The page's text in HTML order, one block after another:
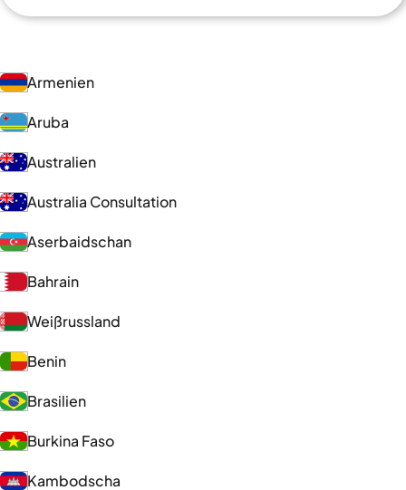
Armenien
Aruba
Australien
Australia Consultation
Aserbaidschan
Bahrain
Weißrussland
Benin
Brasilien
Burkina Faso
Kambodscha